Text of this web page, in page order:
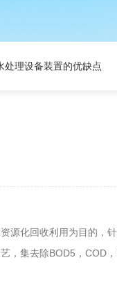
处理设备装置的优缺点
化回收利用为目的，针
集去除BOD5，COD，